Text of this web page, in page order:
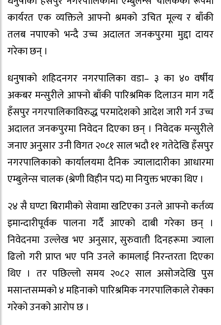
कार्यरत एक व्यक्तिले आफ्नो श्रमको उचित मूल्य र बाँकी
तलब नपाएको भन्दै उच्च अदालत जनकपुरमा मुद्दा दायर
गरेका छन् ।
धनुषाको शहिदनगर नगरपालिका वडा– ३ का ४० वर्षीय
अकबर मन्सुरीले आफ्नो बाँकी पारिश्रमिक दिलाउन माग गर्दै
हँसपुर नगरपालिकाविरुद्ध परमादेशको आदेश जारी गर्न उच्च
अदालत जनकपुरमा निवेदन दिएका छन् । निवेदक मन्सुरीले
जनाए अनुसार उनी विगत २०८१ साल भदौ ११ गतेदेखि हँसपुर
नगरपालिकाको कार्यालयमा दैनिक ज्यालादारीका आधारमा
एम्बुलेन्स चालक (श्रेणी विहीन पद) मा नियुक्त भएका थिए ।
२४ सै घण्टा बिरामीको सेवामा खटिएका उनले आफ्नो कर्तव्य
इमान्दारीपूर्वक पालना गर्दै आएको दाबी गरेका छन् ।
निवेदनमा उल्लेख भए अनुसार, सुरुवाती दिनहरूमा ज्याला
ढिलो गरी प्राप्त भए पनि उनले कामलाई निरन्तरता दिएका
थिए । तर पछिल्लो समय २०८२ साल असोजदेखि पुस
मसान्तसम्मको ४ महिनाको पारिश्रमिक नगरपालिकाले रोक्का
गरेको उनको आरोप छ ।